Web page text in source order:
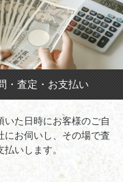
・査定・お支払い
いた日時にお客様のご自
にお伺いし、その場で査
払いします。